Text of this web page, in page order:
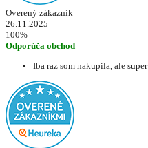
Overený zákazník
26.11.2025
100%
Odporúča obchod
Iba raz som nakupila, ale super